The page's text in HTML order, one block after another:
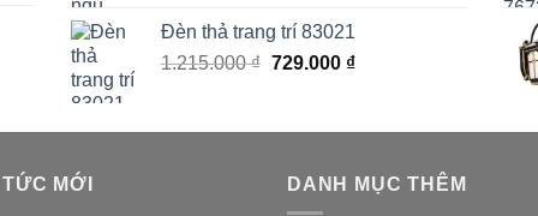
là:
2.000.000 ₫.
Đèn thả trang trí 83021
1.215.000₫ Giá
1.215.000 ₫.
729.000 ₫Giá
là:
MỚI DANH MỤC THÊM